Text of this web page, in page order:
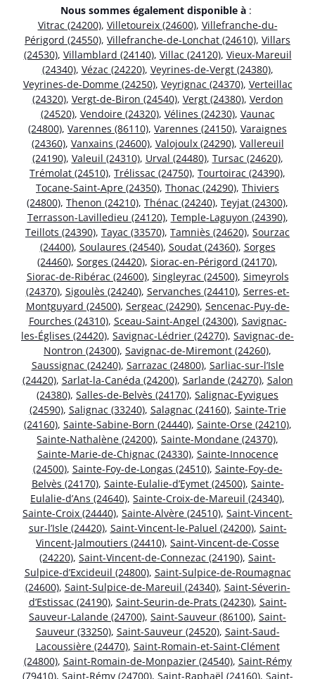
Nous sommes également disponible à :
Vitrac (24200), Villetoureix (24600), Villefranche-du-
Périgord (24550), Villefranche-de-Lonchat (24610), Villars
(24530), Villamblard (24140), Villac (24120), Vieux-Mareuil
(24340), Vézac (24220), Veyrines-de-Vergt (24380),
Veyrines-de-Domme (24250), Veyrignac (24370), Verteillac
(24320), Vergt-de-Biron (24540), Vergt (24380), Verdon
(24520), Vendoire (24320), Vélines (24230), Vaunac
(24800), Varennes (86110), Varennes (24150), Varaignes
(24360), Vanxains (24600), Valojoulx (24290), Vallereuil
(24190), Valeuil (24310), Urval (24480), Tursac (24620),
Trémolat (24510), Trélissac (24750), Tourtoirac (24390),
Tocane-Saint-Apre (24350), Thonac (24290), Thiviers
(24800), Thenon (24210), Thénac (24240), Teyjat (24300),
Terrasson-Lavilledieu (24120), Temple-Laguyon (24390),
Teillots (24390), Tayac (33570), Tamniès (24620), Sourzac
(24400), Soulaures (24540), Soudat (24360), Sorges
(24460), Sorges (24420), Siorac-en-Périgord (24170),
Siorac-de-Ribérac (24600), Singleyrac (24500), Simeyrols
(24370), Sigoulès (24240), Servanches (24410), Serres-et-
Montguyard (24500), Sergeac (24290), Sencenac-Puy-de-
Fourches (24310), Sceau-Saint-Angel (24300), Savignac-
les-Églises (24420), Savignac-Lédrier (24270), Savignac-de-
Nontron (24300), Savignac-de-Miremont (24260),
Saussignac (24240), Sarrazac (24800), Sarliac-sur-l’Isle
(24420), Sarlat-la-Canéda (24200), Sarlande (24270), Salon
(24380), Salles-de-Belvès (24170), Salignac-Eyvigues
(24590), Salignac (33240), Salagnac (24160), Sainte-Trie
(24160), Sainte-Sabine-Born (24440), Sainte-Orse (24210),
Sainte-Nathalène (24200), Sainte-Mondane (24370),
Sainte-Marie-de-Chignac (24330), Sainte-Innocence
(24500), Sainte-Foy-de-Longas (24510), Sainte-Foy-de-
Belvès (24170), Sainte-Eulalie-d’Eymet (24500), Sainte-
Eulalie-d’Ans (24640), Sainte-Croix-de-Mareuil (24340),
Sainte-Croix (24440), Sainte-Alvère (24510), Saint-Vincent-
sur-l’Isle (24420), Saint-Vincent-le-Paluel (24200), Saint-
Vincent-Jalmoutiers (24410), Saint-Vincent-de-Cosse
(24220), Saint-Vincent-de-Connezac (24190), Saint-
Sulpice-d’Excideuil (24800), Saint-Sulpice-de-Roumagnac
(24600), Saint-Sulpice-de-Mareuil (24340), Saint-Séverin-
d’Estissac (24190), Saint-Seurin-de-Prats (24230), Saint-
Sauveur-Lalande (24700), Saint-Sauveur (86100), Saint-
Sauveur (33250), Saint-Sauveur (24520), Saint-Saud-
Lacoussière (24470), Saint-Romain-et-Saint-Clément
(24800), Saint-Romain-de-Monpazier (24540), Saint-Rémy
(79410), Saint-Rémy (24700), Saint-Raphaël (24160), Saint-